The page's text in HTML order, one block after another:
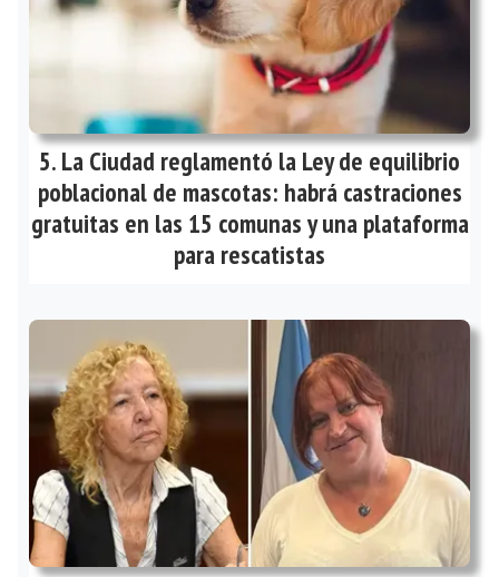
La Ciudad reglamentó la Ley de equilibrio
poblacional de mascotas: habrá castraciones
gratuitas en las 15 comunas y una plataforma
para rescatistas